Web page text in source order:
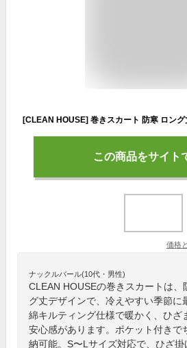
この商品をサイト
価格
ナックルバール(10代・男性)
CLEAN HOUSEの巻きスカートは、
グ丈デザインで、冷えやすい季節に
綿キルティング仕様で暖かく、ひざ
安心感があります。ポケット付きで
納可能。S〜Lサイズ対応で、ひざ